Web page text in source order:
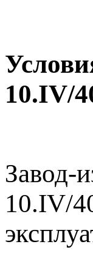
10.IV/
Завод-
10.IV/